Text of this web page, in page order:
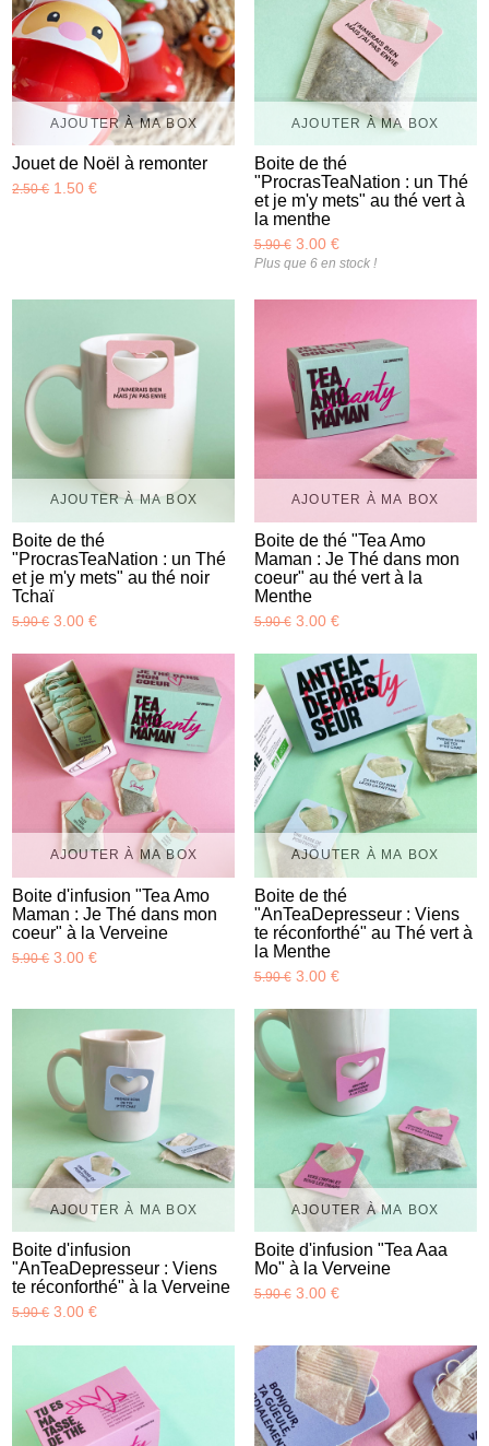
AJOUTER À MA BOX
Jouet de Noël à remonter
2.50 €1.50 €
AJOUTER À MA BOX
Boite de thé
"ProcrasTeaNation : un Thé
et je m'y mets" au thé vert à
la menthe
5.90 €3.00 €
Plus que 6 en stock !
AJOUTER À MA BOX
Boite de thé
"ProcrasTeaNation : un Thé
et je m'y mets" au thé noir
Tchaï
5.90 €3.00 €
AJOUTER À MA BOX
Boite de thé "Tea Amo
Maman : Je Thé dans mon
coeur" au thé vert à la
Menthe
5.90 €3.00 €
AJOUTER À MA BOX
Boite d'infusion "Tea Amo
Maman : Je Thé dans mon
coeur" à la Verveine
5.90 €3.00 €
AJOUTER À MA BOX
Boite de thé
"AnTeaDepresseur : Viens
te réconforthé" au Thé vert à
la Menthe
5.90 €3.00 €
AJOUTER À MA BOX
Boite d'infusion
"AnTeaDepresseur : Viens
te réconforthé" à la Verveine
5.90 €3.00 €
AJOUTER À MA BOX
Boite d'infusion "Tea Aaa
Mo" à la Verveine
5.90 €3.00 €